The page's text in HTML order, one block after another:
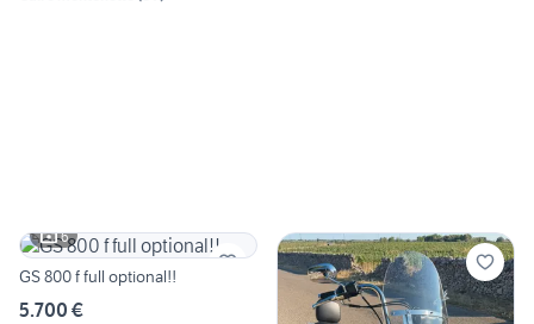
6
GS 800 f full optional!!
5.700 €